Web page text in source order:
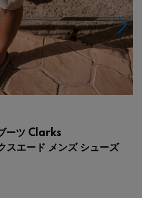
ーツ Clarks
エード メンズ シューズ